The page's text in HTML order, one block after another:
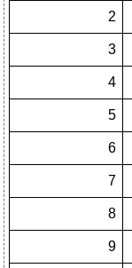
2
3
4
5
6
7
8
9